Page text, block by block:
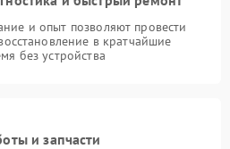
и опыт позволяют провести
в кратчайшие
без устройства
и запчасти